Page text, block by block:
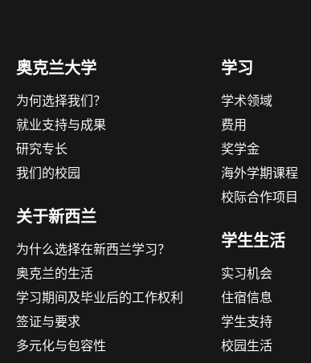
奥克兰大学
为何选择我们？
就业支持与成果
研究专长
我们的校园
关于新西兰
为什么选择在新西兰学习？
奥克兰的生活
学习期间及毕业后的工作权利
签证与要求
多元化与包容性
学习
学术领域
费用
奖学金
海外学期课程
校际合作项目
学生生活
实习机会
住宿信息
学生支持
校园生活